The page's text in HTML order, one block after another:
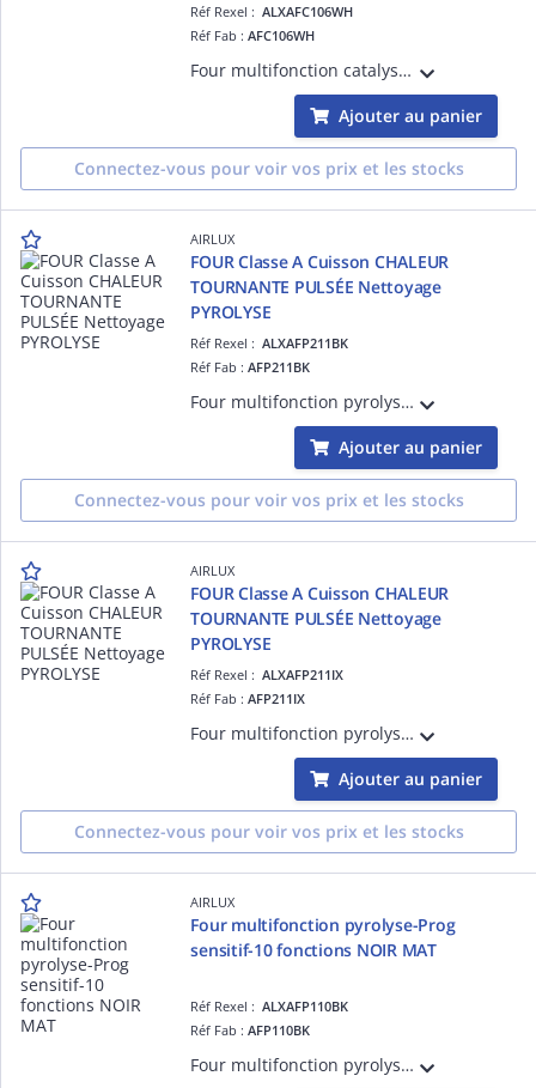
Réf Rexel :ALXAFC106WH
Réf Fab :AFC106WH
Four multifonction catalyse - Programmateur sensitif - 6 modes de cuisson dont la chaleur brassée - 70 L - Porte plein verre - Sécurité enfants - Gradins fils - 1 lèchefrite, 1 grille - Classe A - Blanc
Ajouter au panier
Connectez-vous pour voir vos prix et les stocks
AIRLUX
FOUR Classe A Cuisson CHALEUR
TOURNANTE PULSÉE Nettoyage
PYROLYSE
Réf Rexel :ALXAFP211BK
Réf Fab :AFP211BK
Four multifonction pyrolyse - Programmateur sensitif - Manettes push-pull - 15 programmes automatiques - 11 modes de cuisson dont la chaleur tournante - Préco de la T° - Gestion électronique de la T° - Porte froide 4 vitres - 70 L
Ajouter au panier
Connectez-vous pour voir vos prix et les stocks
AIRLUX
FOUR Classe A Cuisson CHALEUR
TOURNANTE PULSÉE Nettoyage
PYROLYSE
Réf Rexel :ALXAFP211IX
Réf Fab :AFP211IX
Four multifonction pyrolyse - Programmateur sensitif - Manettes push-pull - 15 programmes automatiques - 11 modes de cuisson dont la chaleur tournante - Préco de la T° - Gestion électronique de la T° - Porte froide 4 vitres - 70 L
Ajouter au panier
Connectez-vous pour voir vos prix et les stocks
AIRLUX
Four multifonction pyrolyse-Prog
sensitif-10 fonctions NOIR MAT
Réf Rexel :ALXAFP110BK
Réf Fab :AFP110BK
Four multifonction pyrolyse NOIR MAT - Programmateur sensitif - 10 fonctions dont la chaleur brassée - Gestion électronique de la T° - Porte froide 4 vitres - 70 L - Porte plein verre - Sécurité enfants - Éclairage halogène -